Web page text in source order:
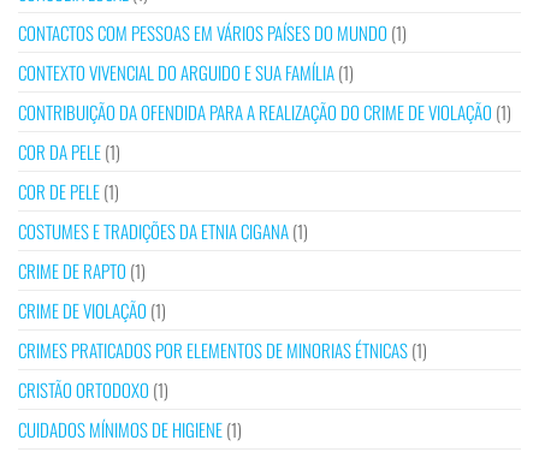
CONTACTOS COM PESSOAS EM VÁRIOS PAÍSES DO MUNDO (1)
CONTEXTO VIVENCIAL DO ARGUIDO E SUA FAMÍLIA(1)
CONTRIBUIÇÃO DA OFENDIDA PARA A REALIZAÇÃO DO CRIME DE VIOLAÇÃO (1)
COR DA PELE(1)
COR DE PELE(1)
COSTUMES E TRADIÇÕES DA ETNIA CIGANA(1)
CRIME DE RAPTO (1)
CRIME DE VIOLAÇÃO (1)
CRIMES PRATICADOS POR ELEMENTOS DE MINORIAS ÉTNICAS(1)
CRISTÃO ORTODOXO (1)
CUIDADOS MÍNIMOS DE HIGIENE(1)